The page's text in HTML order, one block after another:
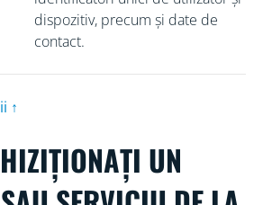
dispozitiv, precum și date de
contact.
↑
UN